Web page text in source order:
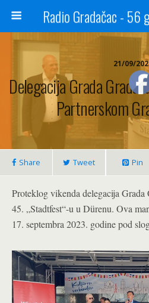
21/09/
Delegacija Grada
Partnerskom
Share Tweet Pin
Proteklog vikenda delegacija
45. „Stadtfest“-u u Dürenu. Ova
17. septembra 2023. godine pod